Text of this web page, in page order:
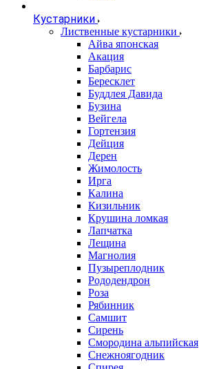
Кустарники
Лиственные кустарники
Айва японская
Акация
Барбарис
Бересклет
Буддлея Давида
Бузина
Вейгела
Гортензия
Дейция
Дерен
Жимолость
Ирга
Калина
Кизильник
Крушина ломкая
Лапчатка
Лещина
Магнолия
Пузыреплодник
Рододендрон
Роза
Рябинник
Самшит
Сирень
Смородина альпийская
Снежноягодник